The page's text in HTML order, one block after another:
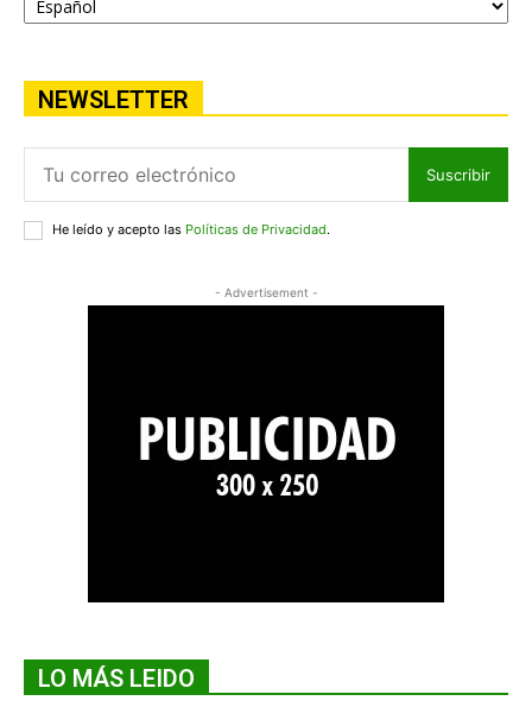
NEWSLETTER
Suscribir
He leído y acepto las Políticas de Privacidad.
- Advertisement -
LO MÁS LEIDO